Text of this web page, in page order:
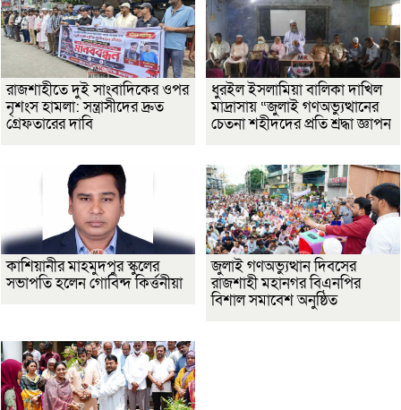
রাজশাহীতে দুই সাংবাদিকের ওপর
নৃশংস হামলা: সন্ত্রাসীদের দ্রুত
গ্রেফতারের দাবি
ধুরইল ইসলামিয়া বালিকা দাখিল
মাদ্রাসায় “জুলাই গণঅভ্যুত্থানের
চেতনা শহীদদের প্রতি শ্রদ্ধা জ্ঞাপন
কাশিয়ানীর মাহমুদপুর স্কুলের
সভাপতি হলেন গোবিন্দ কির্ত্তনীয়া
জুলাই গণঅভ্যুত্থান দিবসের
রাজশাহী মহানগর বিএনপির
বিশাল সমাবেশ অনুষ্ঠিত